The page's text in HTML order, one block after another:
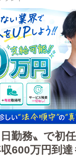
日勤務〟で初
600万円到達